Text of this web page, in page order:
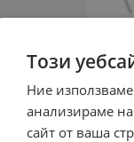
Този
Ние
анализираме
сайт от ваша